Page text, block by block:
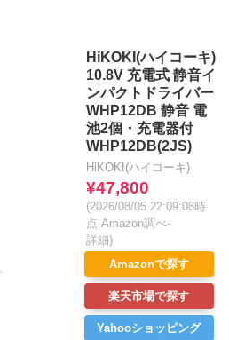
HiKOKI(ハイコーキ)
10.8V 充電式 静音イ
ンパクトドライバー
WHP12DB 静音 電
池2個・充電器付
WHP12DB(2JS)
HiKOKI(ハイコーキ)
¥47,800
(2026/08/05 22:09:08時
点 Amazon調べ-
詳細)
Amazonで探す
楽天市場で探す
Yahooショッピング